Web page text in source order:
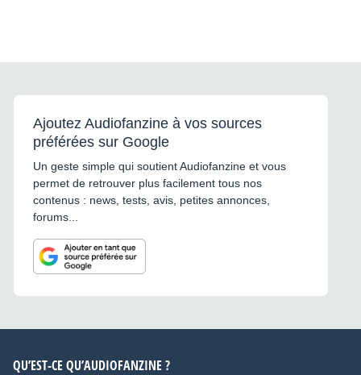
Ajoutez Audiofanzine à vos sources
préférées sur Google
Un geste simple qui soutient Audiofanzine et vous
permet de retrouver plus facilement tous nos
contenus : news, tests, avis, petites annonces,
forums...
QU’EST-CE QU’AUDIOFANZINE ?